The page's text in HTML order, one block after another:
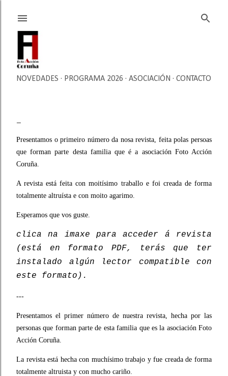
NOVEDADES PROGRAMA 2026 ASOCIACIÓN CONTACTO
Presentamos o primeiro número da nosa revista, feita polas persoas
que forman parte desta familia que é a asociación Foto Acción
Coruña.
A revista está feita con moitísimo traballo e foi creada de forma
totalmente altruísta e con moito agarimo.
Esperamos que vos guste.
clica na imaxe para acceder á revista
(está en formato PDF, terás que ter
instalado algún lector compatible con
este formato).
---
Presentamos el primer número de nuestra revista, hecha por las
personas que forman parte de esta familia que es la asociación Foto
Acción Coruña.
La revista está hecha con muchísimo trabajo y fue creada de forma
totalmente altruista y con mucho cariño.